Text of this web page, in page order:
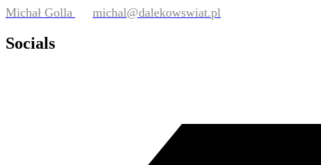
Michał Golla michal@dalekowswiat.pl
Socials